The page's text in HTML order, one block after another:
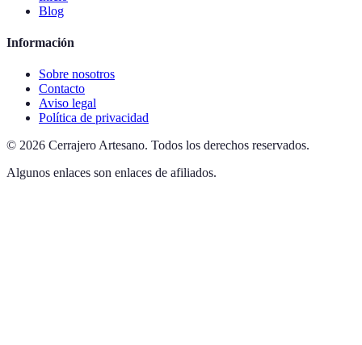
Blog
Información
Sobre nosotros
Contacto
Aviso legal
Política de privacidad
© 2026 Cerrajero Artesano. Todos los derechos reservados.
Algunos enlaces son enlaces de afiliados.